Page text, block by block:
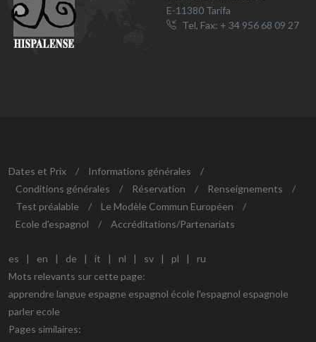
E-11380 Tarifa
Tel, Fax: + 34 956 68 09 27
Dates et Prix / Informations générales
/
Conditions générales
/ Réservation / Renseignements
/
Test préalable
/ Le Modèle Commun Européen
/
Ecole d'espagnol
/ Accréditations/Partenariats
es | en | de | it | nl | sv | pl |
ru
Mots relevants sur cette page:
apprendre langue espagne espagnol école l'espagnol espagnole
parler ecole
Pages similaires: